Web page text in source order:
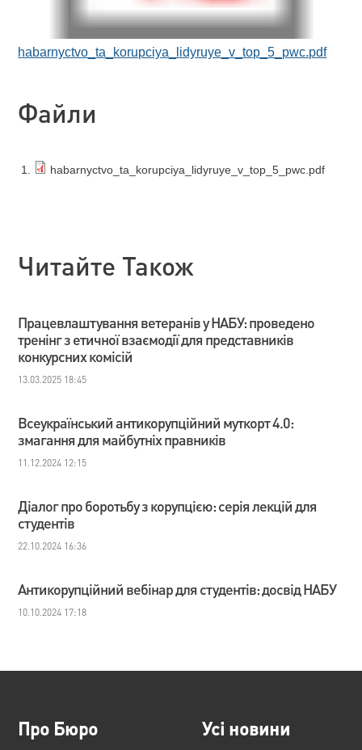
habarnyctvo_ta_korupciya_lidyruye_v_top_5_pwc.pdf
Файли
habarnyctvo_ta_korupciya_lidyruye_v_top_5_pwc.pdf
Читайте Також
Працевлаштування ветеранів у НАБУ: проведено
тренінг з етичної взаємодії для представників
конкурсних комісій
13.03.2025 18:45
Всеукраїнський антикорупційний муткорт 4.0:
змагання для майбутніх правників
11.12.2024 12:15
Діалог про боротьбу з корупцією: серія лекцій для
студентів
22.10.2024 16:36
Антикорупційний вебінар для студентів: досвід НАБУ
10.10.2024 17:18
Про Бюро Усі новини